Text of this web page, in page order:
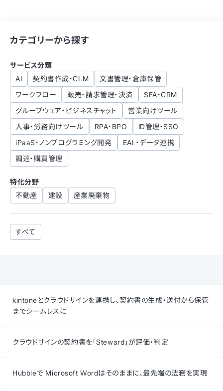
カテゴリーから探す
サービス分類
AI
契約書作成・CLM
文書管理・倉庫保管
ワークフロー
販売・請求管理・決済
SFA・CRM
グループウェア・ビジネスチャット
営業向けツール
人事・労務向けツール
RPA・BPO
ID管理・SSO
iPaaS・ノンプログラミング開発
EAI ・データ連携
調達・購買管理
特化分野
不動産
建設 産業廃棄物
すべて
kintoneとクラウドサインを連携し、契約書の生成・送付から保管
までシームレスに
クラウドサインの契約書を「Steward」が評価・判定
Hubbleで Microsoft Wordはそのままに、最先端の法務を実現